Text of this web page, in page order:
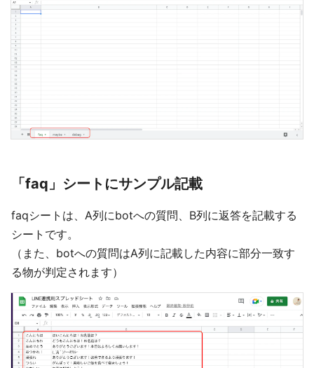
「faq」シートにサンプル記載
faqシートは、A列にbotへの質問、B列に返答を記載する
シートです。
（また、botへの質問はA列に記載した内容に部分一致す
る物が判定されます）